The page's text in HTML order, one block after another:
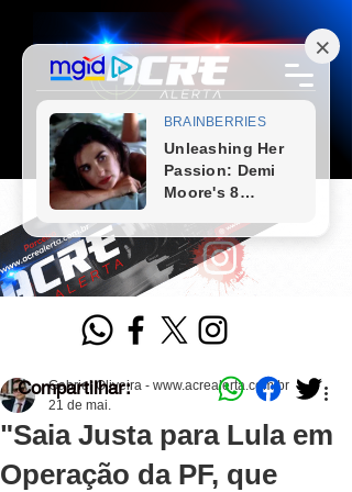
"Saia Justa para Lula em
Operação da PF, que
Gabriel Oliveira - www.acrealerta.com.br
21 de mai.
Compartilhar: